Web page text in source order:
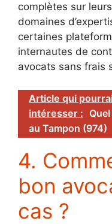
complètes sur
domaines
certaines
internautes de
avocats sans frais
Article qui
intéresser :
au Tampon (974)
4.
bon
cas ?